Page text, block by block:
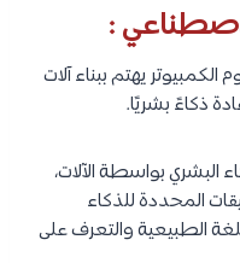
:
يهتم ببناء آلات
ذكاءً بشريًا.
البشري بواسطة الآلات،
المحددة للذكاء
الطبيعية والتعرف على